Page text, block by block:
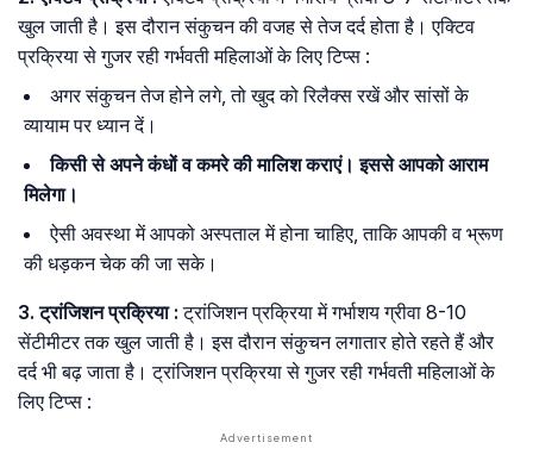
खुल जाती है। इस दौरान संकुचन की वजह से तेज दर्द होता है। एक्टिव
प्रक्रिया से गुजर रही गर्भवती महिलाओं के लिए टिप्स :
अगर संकुचन तेज होने लगे, तो खुद को रिलैक्स रखें और सांसों के
व्यायाम पर ध्यान दें।
किसी से अपने कंधों व कमरे की मालिश कराएं। इससे आपको आराम
मिलेगा।
ऐसी अवस्था में आपको अस्पताल में होना चाहिए, ताकि आपकी व भ्रूण
की धड़कन चेक की जा सके।
3. ट्रांजिशन प्रक्रिया : ट्रांजिशन प्रक्रिया में गर्भाशय ग्रीवा 8-10
सेंटीमीटर तक खुल जाती है। इस दौरान संकुचन लगातार होते रहते हैं और
दर्द भी बढ़ जाता है। ट्रांजिशन प्रक्रिया से गुजर रही गर्भवती महिलाओं के
लिए टिप्स :